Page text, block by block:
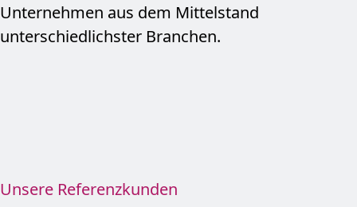
Unternehmen aus dem Mittelstand
unterschiedlichster Branchen.
Unsere Referenzkunden